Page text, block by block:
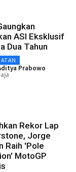
ASI Eksklusif
Dua Tahun
Prabowo
Rekor Lap
Jorge
Raih 'Pole
MotoGP